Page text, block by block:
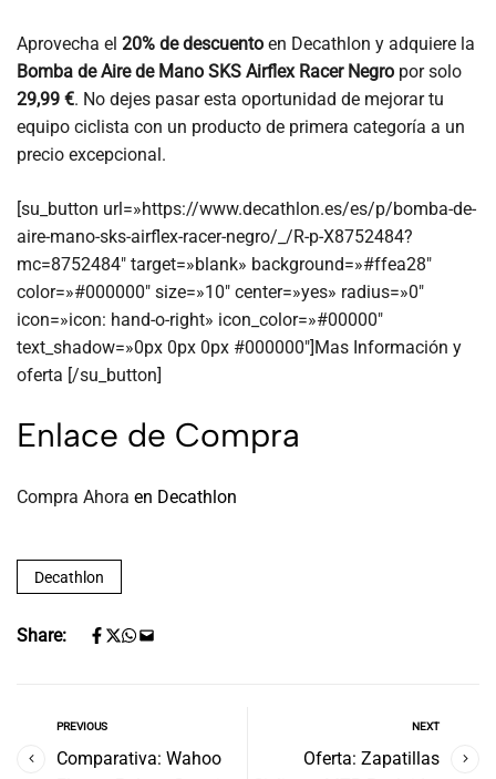
Aprovecha el 20% de descuento en Decathlon y adquiere la
Bomba de Aire de Mano SKS Airflex Racer Negro por solo
29,99 €. No dejes pasar esta oportunidad de mejorar tu
equipo ciclista con un producto de primera categoría a un
precio excepcional.
[su_button url=»https://www.decathlon.es/es/p/bomba-de-
aire-mano-sks-airflex-racer-negro/_/R-p-X8752484?
mc=8752484″ target=»blank» background=»#ffea28″
color=»#000000″ size=»10″ center=»yes» radius=»0″
icon=»icon: hand-o-right» icon_color=»#00000″
text_shadow=»0px 0px 0px #000000″]Mas Información y
oferta [/su_button]
Enlace de Compra
Compra Ahora en Decathlon
Decathlon
Share:
PREVIOUS
Comparativa: Wahoo
NEXT
Oferta: Zapatillas